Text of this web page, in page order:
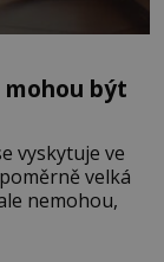
být
vyskytuje ve
velká
nemohou,